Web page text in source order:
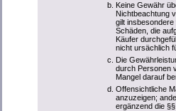
Keine Gewähr
Nichtbeachtung
gilt
Schäden, die
Käufer
nicht ursächlich
Die
durch Personen
Mangel darauf
Offensichtliche
anzuzeigen;
ergänzend die